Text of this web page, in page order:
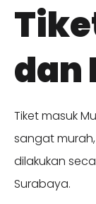
dan
Tiket masuk
sangat
dilakukan
Surabaya.